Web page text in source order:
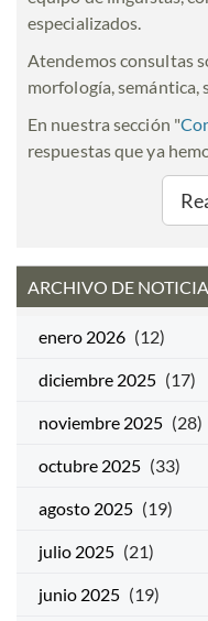
especializados.
Atendemos consultas
morfología, semántica,
En nuestra sección "
respuestas que ya
ARCHIVO DE
enero 2026 (12)
diciembre 2025 (17)
noviembre 2025 (28)
octubre 2025 (33)
agosto 2025 (19)
julio 2025 (21)
junio 2025 (19)